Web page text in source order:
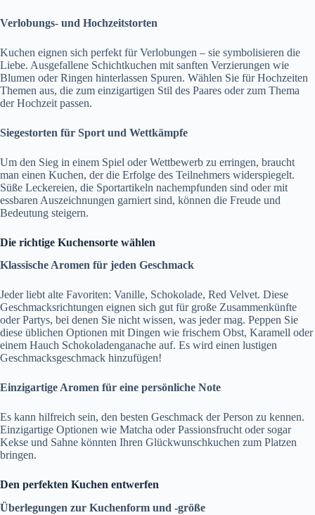
Verlobungs- und Hochzeitstorten
Kuchen eignen sich perfekt für Verlobungen – sie symbolisieren die
Liebe. Ausgefallene Schichtkuchen mit sanften Verzierungen wie
Blumen oder Ringen hinterlassen Spuren. Wählen Sie für Hochzeiten
Themen aus, die zum einzigartigen Stil des Paares oder zum Thema
der Hochzeit passen.
Siegestorten für Sport und Wettkämpfe
Um den Sieg in einem Spiel oder Wettbewerb zu erringen, braucht
man einen Kuchen, der die Erfolge des Teilnehmers widerspiegelt.
Süße Leckereien, die Sportartikeln nachempfunden sind oder mit
essbaren Auszeichnungen garniert sind, können die Freude und
Bedeutung steigern.
Die richtige Kuchensorte wählen
Klassische Aromen für jeden Geschmack
Jeder liebt alte Favoriten: Vanille, Schokolade, Red Velvet. Diese
Geschmacksrichtungen eignen sich gut für große Zusammenkünfte
oder Partys, bei denen Sie nicht wissen, was jeder mag. Peppen Sie
diese üblichen Optionen mit Dingen wie frischem Obst, Karamell oder
einem Hauch Schokoladenganache auf. Es wird einen lustigen
Geschmacksgeschmack hinzufügen!
Einzigartige Aromen für eine persönliche Note
Es kann hilfreich sein, den besten Geschmack der Person zu kennen.
Einzigartige Optionen wie Matcha oder Passionsfrucht oder sogar
Kekse und Sahne könnten Ihren Glückwunschkuchen zum Platzen
bringen.
Den perfekten Kuchen entwerfen
Überlegungen zur Kuchenform und -größe